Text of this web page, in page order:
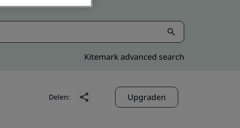
Kitemark advanced search
Delen: Upgraden